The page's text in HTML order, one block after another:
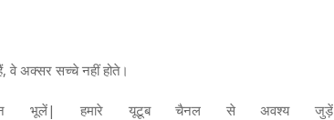
वे अक्सर सच्चे नहीं होते।
न भूलें| हमारे यूटूब चैनल से अवश्य जुड़ें